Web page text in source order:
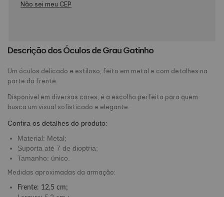
Não sei meu CEP
Descrição dos Óculos de Grau Gatinho
Um óculos delicado e estiloso, feito em metal e com detalhes na
parte da frente.
Disponível em diversas cores, é a escolha perfeita para quem
busca um visual sofisticado e elegante.
Confira os detalhes do produto:
Material: Metal;
Suporta até 7 de dioptria;
Tamanho: único.
Medidas aproximadas da armação:
Frente: 12,5 cm;